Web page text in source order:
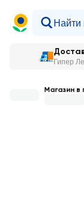
Гипер
Магазин в